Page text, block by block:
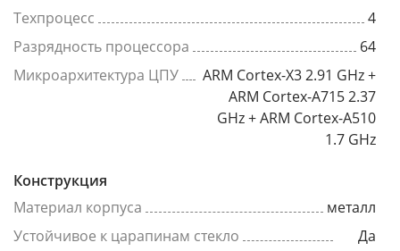
Техпроцесс
4
Разрядность процессора
64
Микроархитектура ЦПУ
ARM Cortex-X3 2.91 GHz +
ARM Cortex-A715 2.37
GHz + ARM Cortex-A510
1.7 GHz
Конструкция
Материал корпуса
металл
Устойчивое к царапинам стекло
Да